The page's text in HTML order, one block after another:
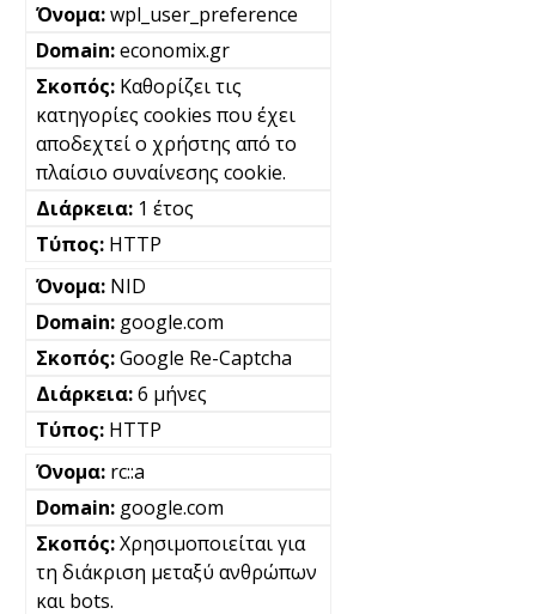
wpl_user_preference
economix.gr
Καθορίζει τις
κατηγορίες cookies που έχει
αποδεχτεί ο χρήστης από το
πλαίσιο συναίνεσης cookie.
1 έτος
HTTP
NID
google.com
Google Re-Captcha
6 μήνες
HTTP
rc::a
google.com
Χρησιμοποιείται για
τη διάκριση μεταξύ ανθρώπων
και bots.